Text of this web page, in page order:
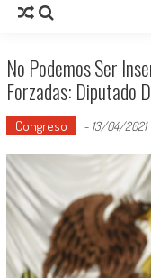
No Podemos Ser
Forzadas: Diputado
Congreso - 13/04/2021